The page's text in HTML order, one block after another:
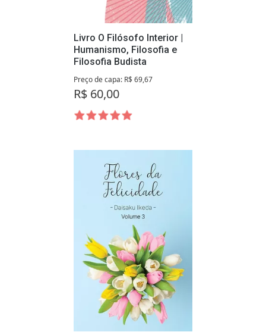
Livro O Filósofo Interior |
Humanismo, Filosofia e
Filosofia Budista
Preço de capa: R$ 69,67
R$ 60,00